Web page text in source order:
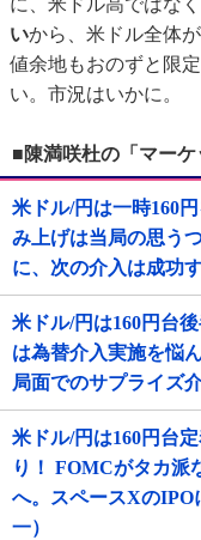
に、米ドル高ではな
いから、米ドル全体
値余地もおのずと限
い。市況はいかに。
■陳満咲杜の「マー
米ドル/円は一時160
み上げは当局の思う
に、次の介入は成功
米ドル/円は160円台
は為替介入実施を悩
局面でのサプライズ
米ドル/円は160円台
り！ FOMCがタカ派
へ。スペースXのIPO
一）